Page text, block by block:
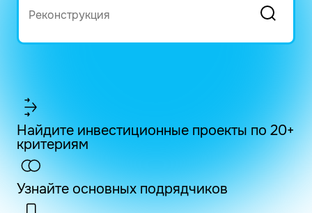
Найдите инвестиционные проекты по 20+
критериям
Узнайте основных подрядчиков